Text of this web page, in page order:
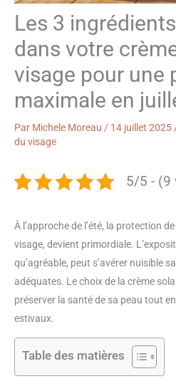
Les 3
dans votre
visage pour une
maximale en
Par Michele Moreau / 14 juillet 2025
du visage
5/5 - (9
À l’approche de l’été, la protection
visage, devient primordiale.
qu’agréable, peut s’avérer nuisible
adéquates. Le choix de la crème
préserver la santé de sa peau tout
estivaux.
Table des matières